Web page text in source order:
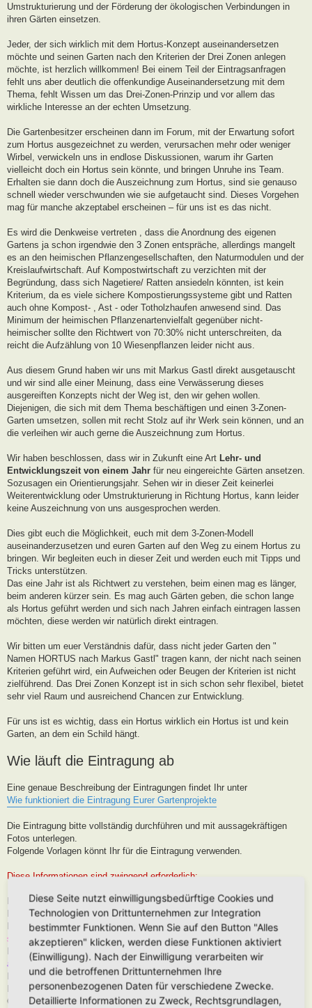
Umstrukturierung und der Förderung der ökologischen Verbindungen in
ihren Gärten einsetzen.
Jeder, der sich wirklich mit dem Hortus-Konzept auseinandersetzen
möchte und seinen Garten nach den Kriterien der Drei Zonen anlegen
möchte, ist herzlich willkommen! Bei einem Teil der Eintragsanfragen
fehlt uns aber deutlich die offenkundige Auseinandersetzung mit dem
Thema, fehlt Wissen um das Drei-Zonen-Prinzip und vor allem das
wirkliche Interesse an der echten Umsetzung.
Die Gartenbesitzer erscheinen dann im Forum, mit der Erwartung sofort
zum Hortus ausgezeichnet zu werden, verursachen mehr oder weniger
Wirbel, verwickeln uns in endlose Diskussionen, warum ihr Garten
vielleicht doch ein Hortus sein könnte, und bringen Unruhe ins Team.
Erhalten sie dann doch die Auszeichnung zum Hortus, sind sie genauso
schnell wieder verschwunden wie sie aufgetaucht sind. Dieses Vorgehen
mag für manche akzeptabel erscheinen – für uns ist es das nicht.
Es wird die Denkweise vertreten , dass die Anordnung des eigenen
Gartens ja schon irgendwie den 3 Zonen entspräche, allerdings mangelt
es an den heimischen Pflanzengesellschaften, den Naturmodulen und der
Kreislaufwirtschaft. Auf Kompostwirtschaft zu verzichten mit der
Begründung, dass sich Nagetiere/ Ratten ansiedeln könnten, ist kein
Kriterium, da es viele sichere Kompostierungssysteme gibt und Ratten
auch ohne Kompost- , Ast - oder Totholzhaufen anwesend sind. Das
Minimum der heimischen Pflanzenartenvielfalt gegenüber nicht-
heimischer sollte den Richtwert von 70:30% nicht unterschreiten, da
reicht die Aufzählung von 10 Wiesenpflanzen leider nicht aus.
Aus diesem Grund haben wir uns mit Markus Gastl direkt ausgetauscht
und wir sind alle einer Meinung, dass eine Verwässerung dieses
ausgereiften Konzepts nicht der Weg ist, den wir gehen wollen.
Diejenigen, die sich mit dem Thema beschäftigen und einen 3-Zonen-
Garten umsetzen, sollen mit recht Stolz auf ihr Werk sein können, und an
die verleihen wir auch gerne die Auszeichnung zum Hortus.
Wir haben beschlossen, dass wir in Zukunft eine Art Lehr- und
Entwicklungszeit von einem Jahr für neu eingereichte Gärten ansetzen.
Sozusagen ein Orientierungsjahr. Sehen wir in dieser Zeit keinerlei
Weiterentwicklung oder Umstrukturierung in Richtung Hortus, kann leider
keine Auszeichnung von uns ausgesprochen werden.
Dies gibt euch die Möglichkeit, euch mit dem 3-Zonen-Modell
auseinanderzusetzen und euren Garten auf den Weg zu einem Hortus zu
bringen. Wir begleiten euch in dieser Zeit und werden euch mit Tipps und
Tricks unterstützen.
Das eine Jahr ist als Richtwert zu verstehen, beim einen mag es länger,
beim anderen kürzer sein. Es mag auch Gärten geben, die schon lange
als Hortus geführt werden und sich nach Jahren einfach eintragen lassen
möchten, diese werden wir natürlich direkt eintragen.
Wir bitten um euer Verständnis dafür, dass nicht jeder Garten den "
Namen HORTUS nach Markus Gastl" tragen kann, der nicht nach seinen
Kriterien geführt wird, ein Aufweichen oder Beugen der Kriterien ist nicht
zielführend. Das Drei Zonen Konzept ist in sich schon sehr flexibel, bietet
sehr viel Raum und ausreichend Chancen zur Entwicklung.
Für uns ist es wichtig, dass ein Hortus wirklich ein Hortus ist und kein
Garten, an dem ein Schild hängt.
Wie läuft die Eintragung ab
Eine genaue Beschreibung der Eintragungen findet Ihr unter
Wie funktioniert die Eintragung Eurer Gartenprojekte
Die Eintragung bitte vollständig durchführen und mit aussagekräftigen
Fotos unterlegen.
Folgende Vorlagen könnt Ihr für die Eintragung verwenden.
Diese Informationen sind zwingend erforderlich:
Hortus-Name:
Bedeutung des Hortus-Namens:
Dein Name:(Muss kein Realnamen sein, kann auch Euer Forenname
sein)
Postleitzahl (oder franz. Region):Brauche ich für die Karteneintrag, wird
aber nur in der Nähe, niemals Punktgenau platziert
Hortus-Ort:wie PLZ
Hortus-Land:
Größe in m2:
Diese Seite nutzt einwilligungsbedürftige Cookies und
Technologien von Drittunternehmen zur Integration
bestimmter Funktionen. Wenn Sie auf den Button "Alles
akzeptieren" klicken, werden diese Funktionen aktiviert
(Einwilligung). Nach der Einwilligung verarbeiten wir
und die betroffenen Drittunternehmen Ihre
personenbezogenen Daten für verschiedene Zwecke.
Detaillierte Informationen zu Zweck, Rechtsgrundlagen,